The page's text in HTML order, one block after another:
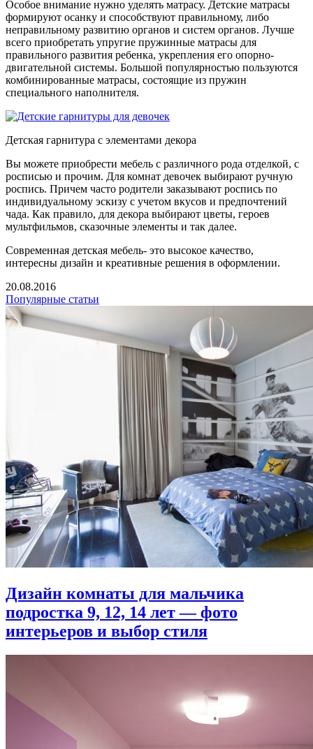
Особое внимание нужно уделять матрасу. Детские матрасы
формируют осанку и способствуют правильному, либо
неправильному развитию органов и систем органов. Лучше
всего приобретать упругие пружинные матрасы для
правильного развития ребенка, укрепления его опорно-
двигательной системы. Большой популярностью пользуются
комбинированные матрасы, состоящие из пружин
специального наполнителя.
Детская гарнитура с элементами декора
Вы можете приобрести мебель с различного рода отделкой, с
росписью и прочим. Для комнат девочек выбирают ручную
роспись. Причем часто родители заказывают роспись по
индивидуальному эскизу с учетом вкусов и предпочтений
чада. Как правило, для декора выбирают цветы, героев
мультфильмов, сказочные элементы и так далее.
Современная детская мебель- это высокое качество,
интересны дизайн и креативные решения в оформлении.
20.08.2016
Популярные статьи
Дизайн комнаты для мальчика
подростка 9, 12, 14 лет — фото
интерьеров и выбор стиля